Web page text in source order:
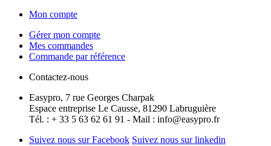
Mon compte
Gérer mon compte
Mes commandes
Commande par référence
Contactez-nous
Easypro, 7 rue Georges Charpak
Espace entreprise Le Causse, 81290 Labruguière
Tél. : + 33 5 63 62 61 91 - Mail : info@easypro.fr
Suivez nous sur Facebook Suivez nous sur linkedin